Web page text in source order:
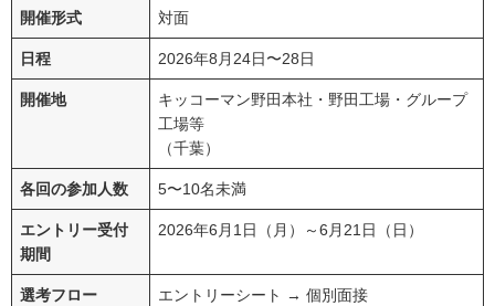
開催形式 対面
日程 2026年8月24日〜28日
開催地
キッコーマン野田本社・野田工場・グループ
工場等
（千葉）
各回の参加人数 5〜10名未満
エントリー受付
期間
2026年6月1日（月）～6月21日（日）
選考フロー エントリーシート → 個別面接